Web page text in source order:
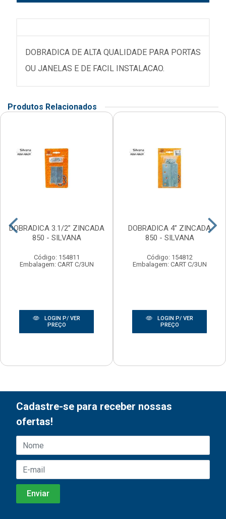
DOBRADICA DE ALTA QUALIDADE PARA PORTAS
OU JANELAS E DE FACIL INSTALACAO.
Produtos Relacionados
DOBRADICA 3.1/2” ZINCADA
850 - SILVANA
Código: 154811
Embalagem: CART C/3UN
LOGIN P/ VER
PREÇO
DOBRADICA 4” ZINCADA
850 - SILVANA
Código: 154812
Embalagem: CART C/3UN
LOGIN P/ VER
PREÇO
Cadastre-se para receber nossas
ofertas!